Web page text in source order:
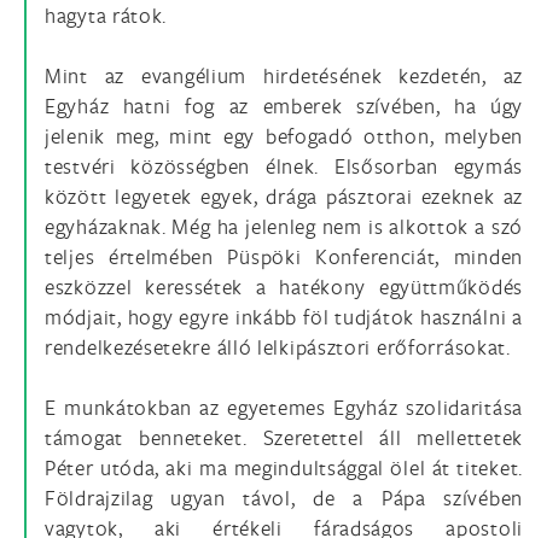
hagyta rátok.
Mint az evangélium hirdetésének kezdetén, az
Egyház hatni fog az emberek szívében, ha úgy
jelenik meg, mint egy befogadó otthon, melyben
testvéri közösségben élnek. Elsősorban egymás
között legyetek egyek, drága pásztorai ezeknek az
egyházaknak. Még ha jelenleg nem is alkottok a szó
teljes értelmében Püspöki Konferenciát, minden
eszközzel keressétek a hatékony együttműködés
módjait, hogy egyre inkább föl tudjátok használni a
rendelkezésetekre álló lelkipásztori erőforrásokat.
E munkátokban az egyetemes Egyház szolidaritása
támogat benneteket. Szeretettel áll mellettetek
Péter utóda, aki ma megindultsággal ölel át titeket.
Földrajzilag ugyan távol, de a Pápa szívében
vagytok, aki értékeli fáradságos apostoli